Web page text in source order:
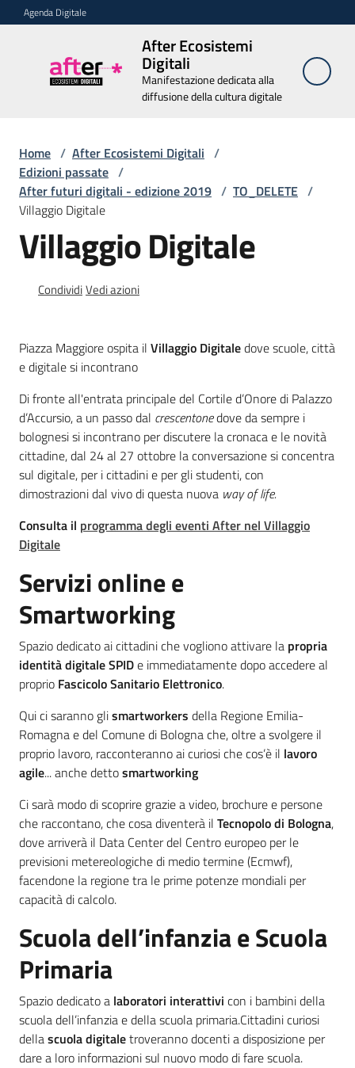
Vai al contenuto
Vai alla navigazione
Vai al footer
Agenda Digitale
After Ecosistemi
Digitali
Manifestazione dedicata alla
diffusione della cultura digitale
Ecosistemi
Digitali
cultura digitale
Chi
siamo
Relatori
passate
Menu selezionato
Seguici
su
Agenda
Digitale
Novità
Strategia
Dati del territorio
Governance locale
Home / After Ecosistemi Digitali /
Edizioni passate /
After futuri digitali - edizione 2019 / TO_DELETE /
Villaggio Digitale
Villaggio Digitale
CondividiVedi azioni
Piazza Maggiore ospita il Villaggio Digitaledove scuole, città
e digitale si incontrano
Di fronte all'entrata principale del Cortile d’Onore di Palazzo
d’Accursio, a un passo dal crescentonedove da sempre i
bolognesi si incontrano per discutere la cronaca e le novità
cittadine, dal 24 al 27 ottobre la conversazione si concentra
sul digitale, per i cittadini e per gli studenti, con
dimostrazioni dal vivo di questa nuova way of life.
Consulta il programma degli eventi After nel Villaggio
Digitale
Servizi online e
Smartworking
Spazio dedicato ai cittadini che vogliono attivare la propria
identità digitale SPIDe immediatamente dopo accedere al
proprio Fascicolo Sanitario Elettronico.
Qui ci saranno glismartworkers della Regione Emilia-
Romagna e del Comune di Bologna che, oltre a svolgere il
proprio lavoro, racconteranno ai curiosi che cos’è il lavoro
agile... anche dettosmartworking
Ci sarà modo di scoprire grazie a video, brochure e persone
che raccontano, che cosa diventerà il Tecnopolo di Bologna,
dove arriverà il Data Center del Centro europeo per le
previsioni metereologiche di medio termine (Ecmwf),
facendone la regione tra le prime potenze mondiali per
capacità di calcolo.
Scuola dell’infanzia e Scuola
Primaria
Spazio dedicato a laboratori interattivi con i bambini della
scuola dell’infanzia e della scuola primaria.Cittadini curiosi
dellascuola digitaletroveranno docenti a disposizione per
dare a loro informazioni sul nuovo modo di fare scuola.